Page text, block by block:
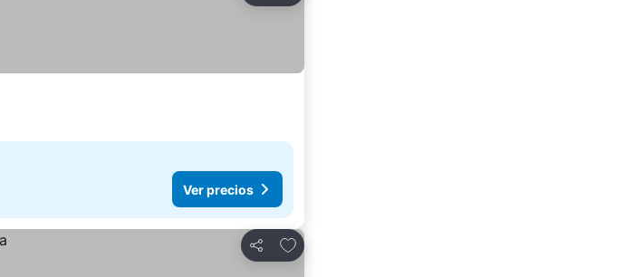
Ver precios
Compartir
Añadir a favoritos